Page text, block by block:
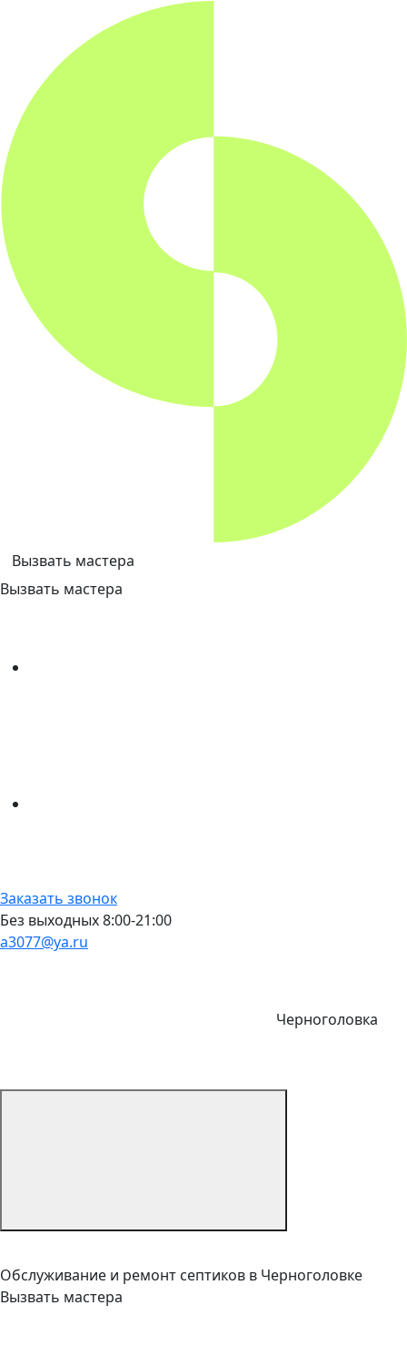
Вызвать мастера
Вызвать мастера
Заказать звонок
Без выходных 8:00-21:00
a3077@ya.ru
Черноголовка
Обслуживание и ремонт септиков в Черноголовке
Вызвать мастера